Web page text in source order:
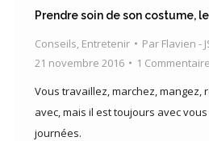
Prendre soin de son costume,
Conseils, Entretenir Par Flavien -
21 novembre 2016
1 Commentaire
Vous travaillez, marchez, mangez,
avec, mais il est toujours avec
journées.